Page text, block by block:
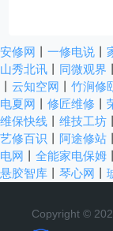
安修网 一修电说
山秀北讯
同微观界
云知空网 竹涧修
电夏网
修匠维修
维保快线
维技工坊
艺修百识
阿途修站
电网
全能家电保姆
悬胶智库
琴心网
Copyright ©